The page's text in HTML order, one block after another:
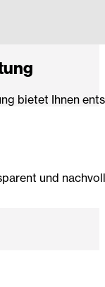
bietet Ihnen
und